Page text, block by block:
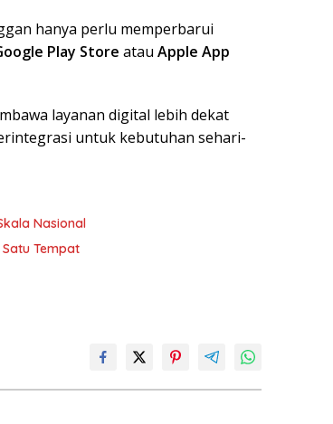
hanya perlu memperbarui
Play Store atau Apple App
layanan digital lebih dekat
untuk kebutuhan sehari-
Nasional
Tempat